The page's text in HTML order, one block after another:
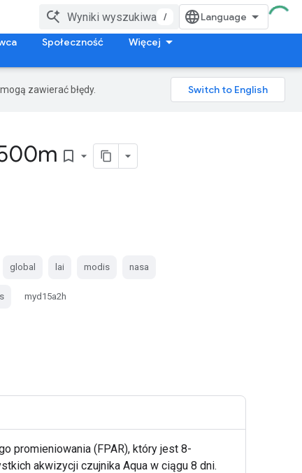
/
Społeczność Więcej
zawierać błędy.
bookmark_border
global lai modis nasa
myd15a2h
promieniowania (FPAR), który jest 8-
akwizycji czujnika Aqua w ciągu 8 dni.